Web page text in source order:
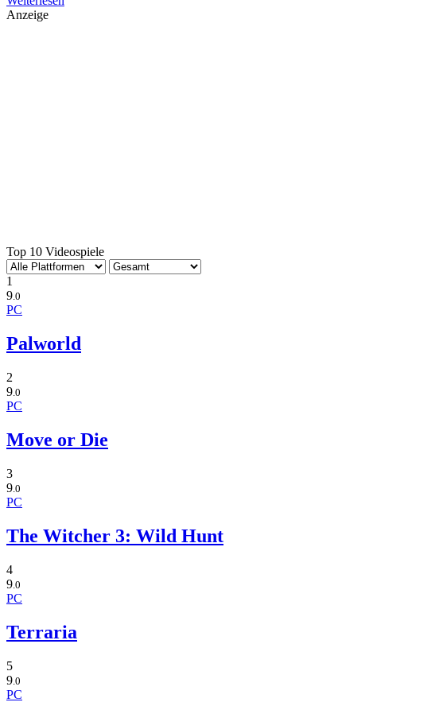
Anzeige
Top 10 Videospiele
1
9.0
PC
Palworld
2
9.0
PC
Move or Die
3
9 .0
PC
The Witcher 3: Wild Hunt
4
9 .0
PC
Terraria
5
9 .0
PC